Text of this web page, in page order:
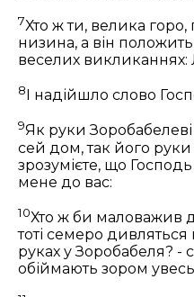
7Хто ж ти, велика
низина, а він
веселих викликаннях:
8 І надійшло слово
9Як руки
сей дом, так його руки
зрозумієте, що
мене до вас:
10Хто ж би маловажив
тоті семеро дивляться
руках у Зоробабеля? -
обіймають зором